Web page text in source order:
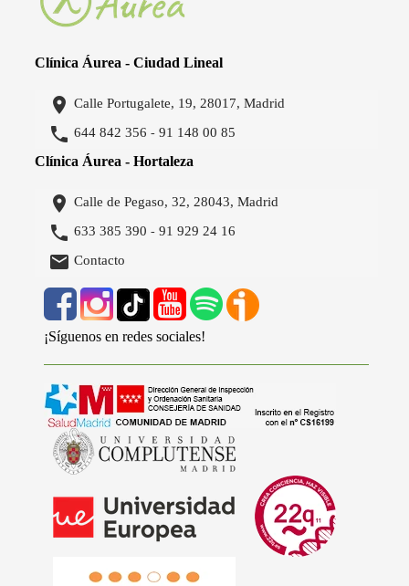
Clínica Áurea - Ciudad Lineal
 Calle Portugalete, 19, 28017, Madrid
 644 842 356 -91 148 00 85
Clínica Áurea - Hortaleza
 Calle de Pegaso, 32, 28043, Madrid
 633 385 390 -91 929 24 16
 Contacto
¡Síguenos en redes sociales!